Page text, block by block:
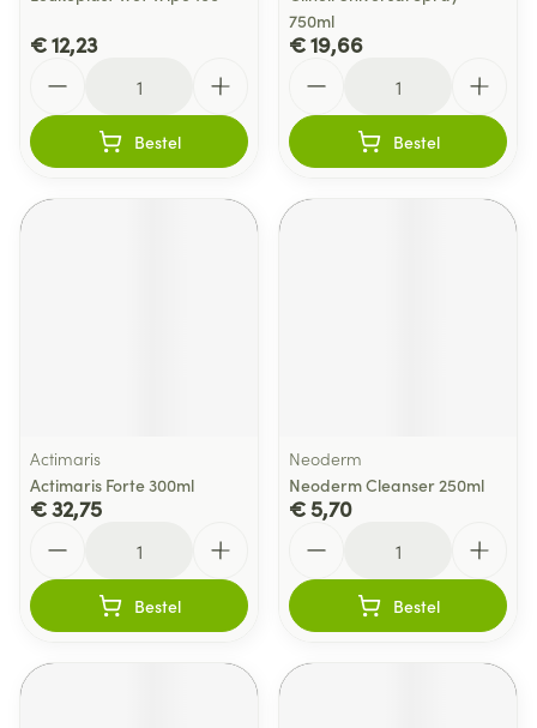
€ 12,23
Bestel
750ml
€ 19,66
Bestel
Actimaris
Actimaris Forte 300ml
€ 32,75
Bestel
Neoderm
Neoderm Cleanser 250ml
€ 5,70
Bestel